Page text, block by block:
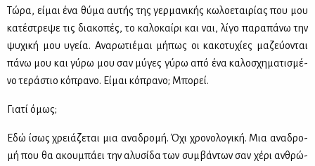
Τώ­ρα, εί­μαι ένα θύ­μα αυ­τής της γερ­μα­νι­κής κω­λο­ε­ται­ρί­ας που μου
κα­τέ­στρε­ψε τις δια­κο­πές, το κα­λο­καί­ρι και ναι, λί­γο πα­ρα­πά­νω την
ψυ­χι­κή μου υγεία. Ανα­ρω­τιέ­μαι μή­πως οι κα­κο­τυ­χί­ες μα­ζεύ­ο­νται
πά­νω μου και γύ­ρω μου σαν μύ­γες γύ­ρω από ένα κα­λο­σχη­μα­τι­σμέ­
νο τε­ρά­στιο κό­πρα­νο. Εί­μαι κό­πρα­νο; Μπο­ρεί.
Για­τί όμως;
Εδώ ίσως χρειά­ζε­ται μια ανα­δρο­μή. Όχι χρο­νο­λο­γι­κή. Μια ανα­δρο­
μή που θα ακου­μπά­ει την αλυ­σί­δα των συμ­βά­ντων σαν χέ­ρι αν­θρώ­